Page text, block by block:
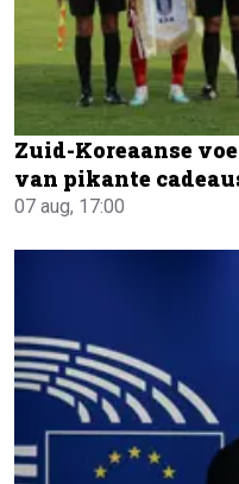
Zuid-Koreaanse
van pikante
07 aug, 17:00